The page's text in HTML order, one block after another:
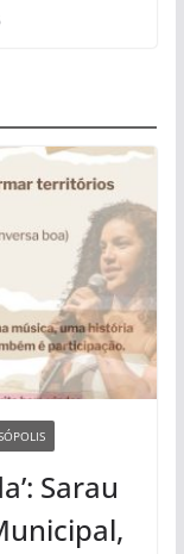
Sarau